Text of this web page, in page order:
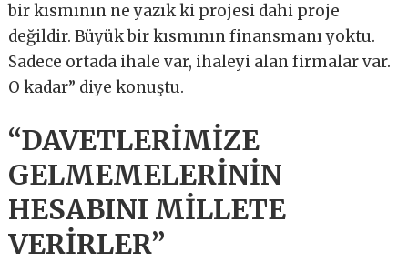
bir kısmının ne yazık ki projesi dahi proje
değildir. Büyük bir kısmının finansmanı yoktu.
Sadece ortada ihale var, ihaleyi alan firmalar var.
O kadar” diye konuştu.
“DAVETLERİMİZE
GELMEMELERİNİN
HESABINI MİLLETE
VERİRLER”